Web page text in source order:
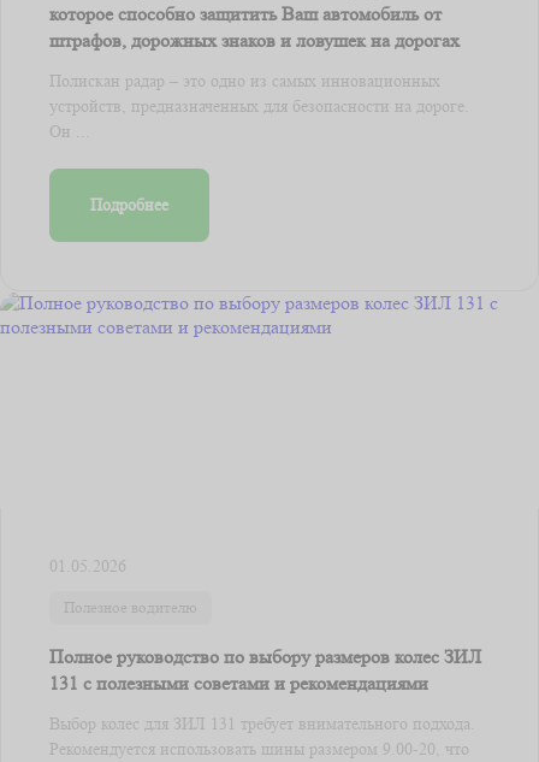
которое способно защитить Ваш автомобиль от
штрафов, дорожных знаков и ловушек на дорогах
Полискан радар – это одно из самых инновационных
устройств, предназначенных для безопасности на дороге.
Он ...
Подробнее
01.05.2026
Полезное водителю
Полное руководство по выбору размеров колес ЗИЛ
131 с полезными советами и рекомендациями
Выбор колес для ЗИЛ 131 требует внимательного подхода.
Рекомендуется использовать шины размером 9.00-20, что